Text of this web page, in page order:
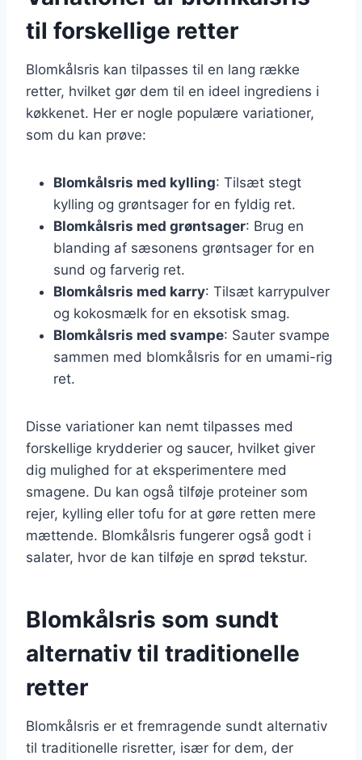
til forskellige retter
Blomkålsris kan tilpasses til en lang række
retter, hvilket gør dem til en ideel ingrediens i
køkkenet. Her er nogle populære variationer,
som du kan prøve:
Blomkålsris med kylling: Tilsæt stegt
kylling og grøntsager for en fyldig ret.
Blomkålsris med grøntsager: Brug en
blanding af sæsonens grøntsager for en
sund og farverig ret.
Blomkålsris med karry: Tilsæt karrypulver
og kokosmælk for en eksotisk smag.
Blomkålsris med svampe: Sauter svampe
sammen med blomkålsris for en umami-rig
ret.
Disse variationer kan nemt tilpasses med
forskellige krydderier og saucer, hvilket giver
dig mulighed for at eksperimentere med
smagene. Du kan også tilføje proteiner som
rejer, kylling eller tofu for at gøre retten mere
mættende. Blomkålsris fungerer også godt i
salater, hvor de kan tilføje en sprød tekstur.
Blomkålsris som sundt
alternativ til traditionelle
retter
Blomkålsris er et fremragende sundt alternativ
til traditionelle risretter, især for dem, der